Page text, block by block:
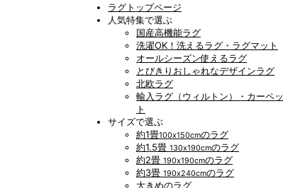
ラグトップページ
人気特集で選ぶ
国産高機能ラグ
洗濯OK！洗えるラグ・ラグマット
オールシーズン使えるラグ
とびきりおしゃれなデザインラグ
北欧ラグ
輸入ラグ（ウィルトン）・カーペッ
ト
サイズで選ぶ
約1畳100x150cmのラグ
約1.5畳 130x190cmのラグ
約2畳 190x190cmのラグ
約3畳 190x240cmのラグ
大きめのラグ